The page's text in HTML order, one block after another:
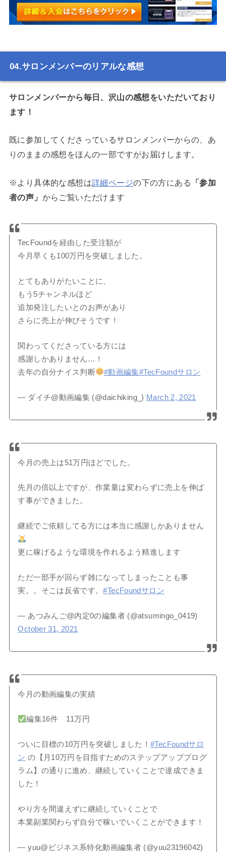
サロンメンバーのリアルな感想
サロンメンバーから毎日、沢山の感想をいただいており
ます！
既に参加してくださっているサロンメンバーからの、あ
りのままの感想をほんの一部ですがお届けします。
※より具体的な感想は詳細ページの下の方にある
「参加
者の声」 からご覧いただけます
TecFoundを経由した受注額が
今月早くも100万円を突破しました。
とてもありがたいことに、
もう5チャンネルほど
追加発注したいとのお声があり
さらに売上が伸びそうです！
関わってくださっている方には
感謝しかありません…！
去年の自分ナイス判断
#動画編集#TecFoundサロン
— ダイチ@動画編集 (@daichiking_) March 2, 2021
今月の売上は51万円ほどでした。
先月の倍以上ですが、作業量は変わらずに売上を伸ば
す事ができました。
継続でご依頼してる方には本当に感謝しかありません
更に稼げるような環境を作れるよう精進します
ただ一部手が回らず雑になってしまったことも事
実。。そこは反省です。#TecFoundサロン
— あつみんご@内定0の編集者 (@atsumingo_0419)
October 31, 2021
今月の動画編集の実績
編集16件 11万円
ついに目標の10万円を突破しました！#TecFoundサロ
ン の【月10万円を目指すためのステップアッププログ
ラム】の通りに進め、継続していくことで達成できま
した！
やり方を間違えずに継続していくことで
本業副業関わらず自分で稼いでいくことができます！
— yuu@ビジネス系特化動画編集者 (@yuu23196042)